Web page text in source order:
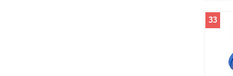
33